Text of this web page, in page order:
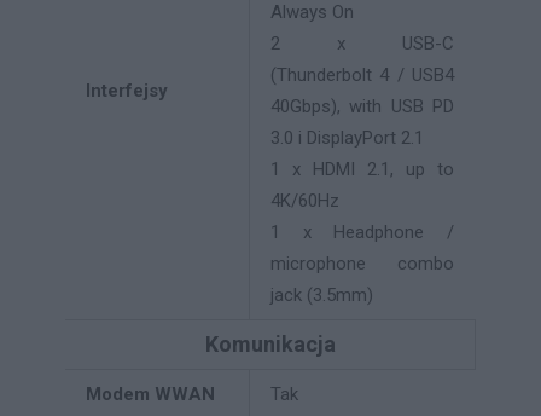
Interfejsy
Always On
2 x USB-C
(Thunderbolt 4 / USB4
40Gbps), with USB PD
3.0 i DisplayPort 2.1
1 x HDMI 2.1, up to
4K/60Hz
1 x Headphone /
microphone combo
jack (3.5mm)
Komunikacja
Modem WWAN Tak